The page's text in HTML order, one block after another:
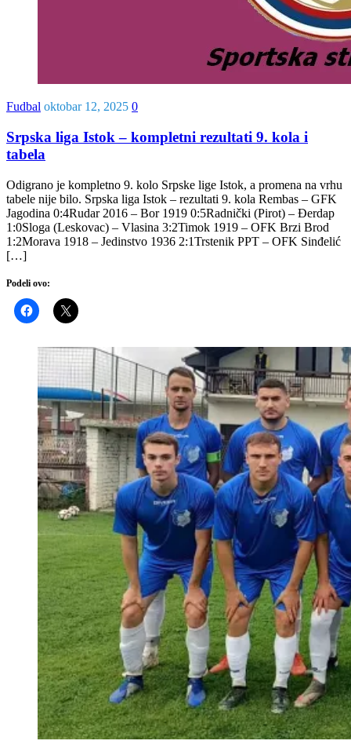
Fudbal oktobar 12, 2025 0
Srpska liga Istok – kompletni rezultati 9. kola i
tabela
Odigrano je kompletno 9. kolo Srpske lige Istok, a promena na vrhu
tabele nije bilo. Srpska liga Istok – rezultati 9. kola Rembas – GFK
Jagodina 0:4Rudar 2016 – Bor 1919 0:5Radnički (Pirot) – Đerdap
1:0Sloga (Leskovac) – Vlasina 3:2Timok 1919 – OFK Brzi Brod
1:2Morava 1918 – Jedinstvo 1936 2:1Trstenik PPT – OFK Sinđelić
[…]
Podeli ovo: